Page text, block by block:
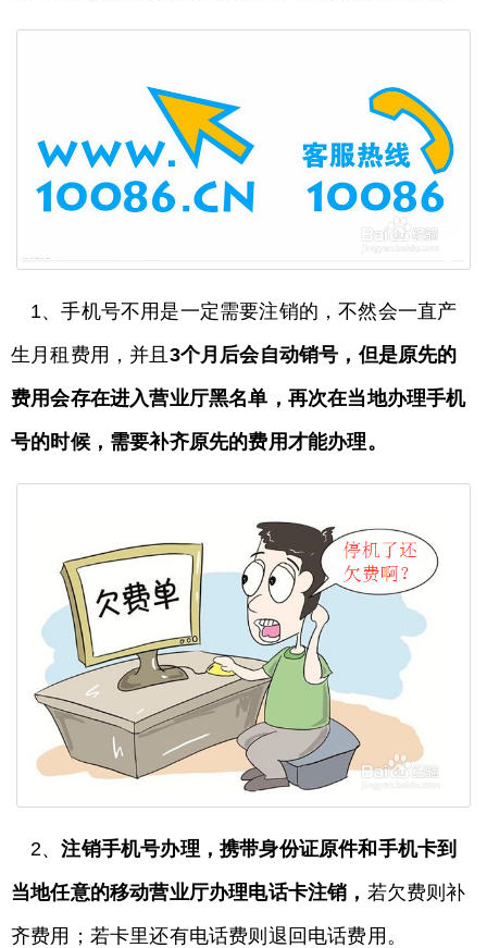
1、手机号不用是一定需要注销的，不然会一直产
生月租费用，并且 3个月后会自动销号，但是原先的
费用会存在进入营业厅黑名单，再次在当地办理手机
号的时候，需要补齐原先的费用才能办理。
2、注销手机号办理，携带身份证原件和手机卡到
当地任意的移动营业厅办理电话卡注销， 若欠费则补
齐费用；若卡里还有电话费则退回电话费用。